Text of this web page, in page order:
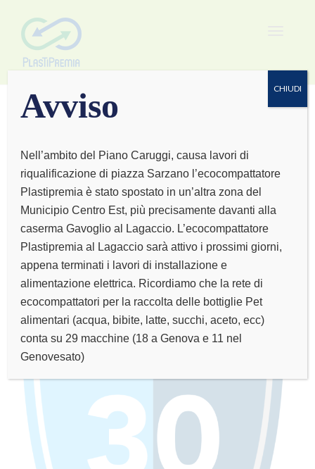
L’EMPORIO DEL
BENESSERE
Avviso
Nell’ambito del Piano Caruggi, causa lavori di
riqualificazione di piazza Sarzano l’ecocompattatore
Plastipremia è stato spostato in un’altra zona del
Municipio Centro Est, più precisamente davanti alla
caserma Gavoglio al Lagaccio. L’ecocompattatore
Plastipremia al Lagaccio sarà attivo i prossimi giorni,
appena terminati i lavori di installazione e
alimentazione elettrica. Ricordiamo che la rete di
ecocompattatori per la raccolta delle bottiglie Pet
alimentari (acqua, bibite, latte, succhi, aceto, ecc)
conta su 29 macchine (18 a Genova e 11 nel
Genovesato)
CHIUDI